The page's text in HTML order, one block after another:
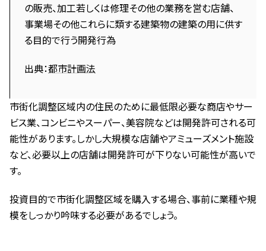
の販売、加工若しくは修理その他の業務を営む店舗、
事業場その他これらに類する建築物の建築の用に供す
る目的で行う開発行為
出典：都市計画法
市街化調整区域内の住民のために最低限必要な商店やサー
ビス業、コンビニやスーパー、美容院などは開発許可される可
能性があります。しかし大規模な店舗やアミューズメント施設
など、必要以上の店舗は開発許可が下りない可能性が高いで
す。
投資目的で市街化調整区域を購入する場合、事前に業種や規
模をしっかり吟味する必要があるでしょう。